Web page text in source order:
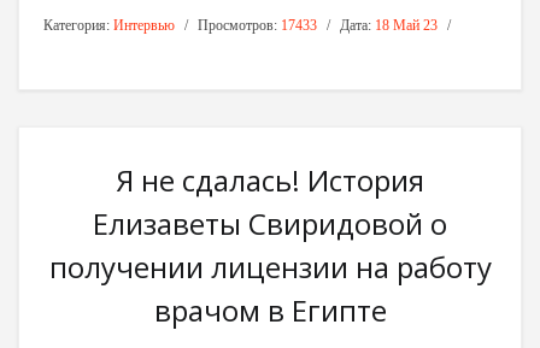
Категория: Интервью Просмотров: 17433 Дата: 18 Май 23
Я не сдалась! История
Елизаветы Свиридовой о
получении лицензии на работу
врачом в Египте